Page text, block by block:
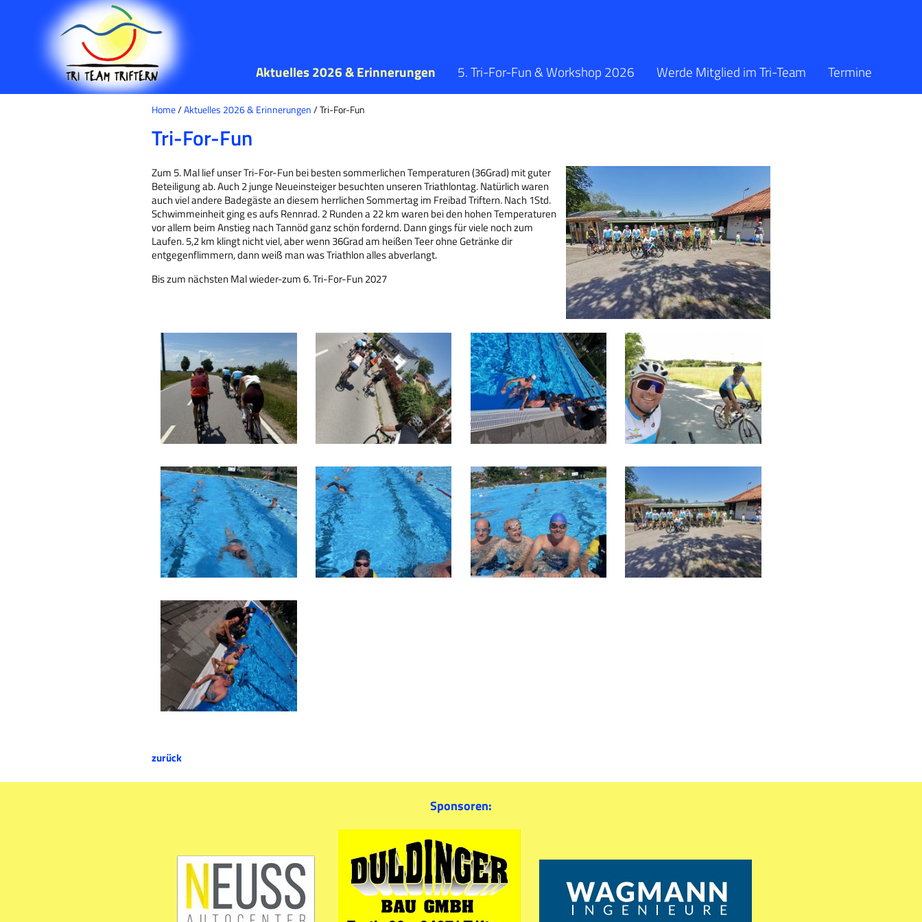
Aktuelles 2026 & Erinnerungen 5. Tri-For-Fun & Workshop 2026 Werde Mitglied im Tri-Team Termine
Home/Aktuelles 2026 & Erinnerungen / Tri-For-Fun
Tri-For-Fun
Zum 5. Mal lief unser Tri-For-Fun bei besten sommerlichen Temperaturen (36Grad) mit guter
Beteiligung ab. Auch 2 junge Neueinsteiger besuchten unseren Triathlontag. Natürlich waren
auch viel andere Badegäste an diesem herrlichen Sommertag im Freibad Triftern. Nach 1Std.
Schwimmeinheit ging es aufs Rennrad. 2 Runden a 22 km waren bei den hohen Temperaturen
vor allem beim Anstieg nach Tannöd ganz schön fordernd. Dann gings für viele noch zum
Laufen. 5,2 km klingt nicht viel, aber wenn 36Grad am heißen Teer ohne Getränke dir
entgegenflimmern, dann weiß man was Triathlon alles abverlangt.
Bis zum nächsten Mal wieder-zum 6. Tri-For-Fun 2027
zurück
Sponsoren: